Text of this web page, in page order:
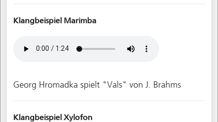
Klangbeispiel Marimba
Georg Hromadka spielt "Vals" von J. Brahms
Klangbeispiel Xylofon